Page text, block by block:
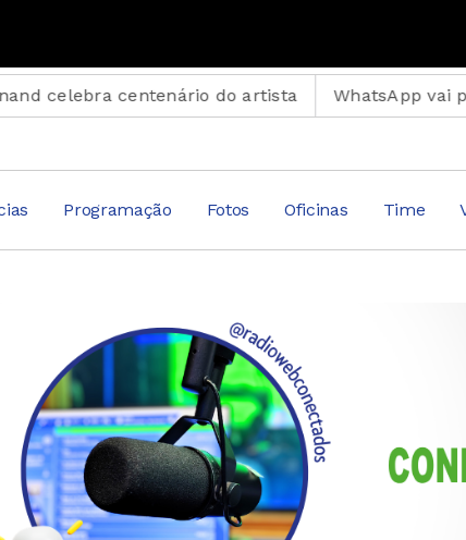
Reprise com João Marcus
centenário do artista WhatsApp vai parar em
Programação Fotos Oficinas Time